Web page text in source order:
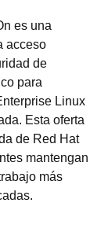
es una
acceso
de
para
Linux
Esta oferta
de Red Hat
mantengan
más